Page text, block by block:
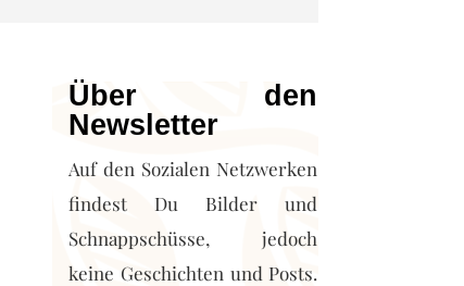
Über den
Newsletter
Auf den Sozialen Netzwerken
findest Du Bilder und
Schnappschüsse, jedoch
keine Geschichten und Posts.